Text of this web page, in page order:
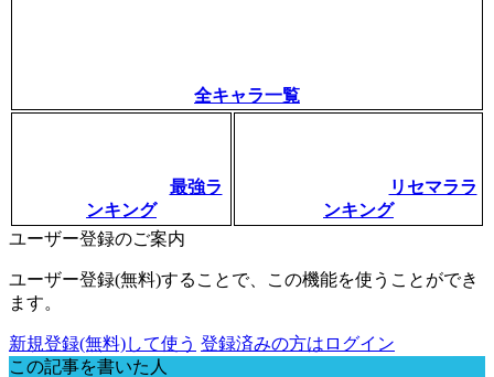
全キャラ一覧
最強ラ
ンキング
リセマララ
ンキング
ユーザー登録のご案内
ユーザー登録(無料)することで、この機能を使うことができ
ます。
新規登録(無料)して使う 登録済みの方はログイン
この記事を書いた人